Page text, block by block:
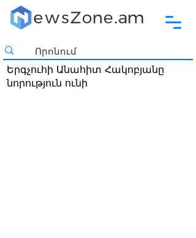
Երգչուհի Անահիտ Հակոբյանը
նորություն ունի